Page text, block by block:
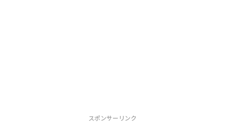
スポンサーリンク